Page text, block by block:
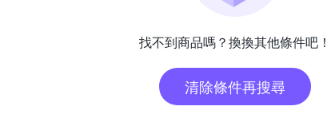
找不到商品嗎？換換其他條件吧！
清除條件再搜尋